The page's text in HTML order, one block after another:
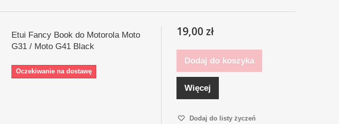
Etui Fancy Book do Motorola Moto
G31 / Moto G41 Black
Oczekiwanie na dostawę
19,00 zł
Dodaj do koszyka
Więcej
Dodaj do listy życzeń